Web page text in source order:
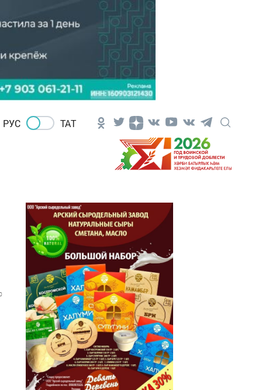
РУС ТАТ